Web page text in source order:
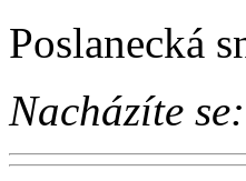
Poslanecká
Nacházíte se: